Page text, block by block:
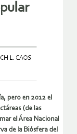
L. CAOS
pero en 2012 el
(de las
el Área Nacional
de la Biósfera del